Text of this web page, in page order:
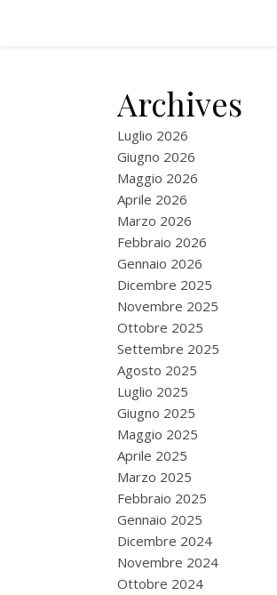
Archives
Luglio 2026
Giugno 2026
Maggio 2026
Aprile 2026
Marzo 2026
Febbraio 2026
Gennaio 2026
Dicembre 2025
Novembre 2025
Ottobre 2025
Settembre 2025
Agosto 2025
Luglio 2025
Giugno 2025
Maggio 2025
Aprile 2025
Marzo 2025
Febbraio 2025
Gennaio 2025
Dicembre 2024
Novembre 2024
Ottobre 2024